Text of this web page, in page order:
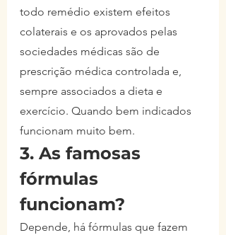
todo remédio existem efeitos
colaterais e os aprovados pelas
sociedades médicas são de
prescrição médica controlada e,
sempre associados a dieta e
exercício. Quando bem indicados
funcionam muito bem.
3. As famosas
fórmulas
funcionam?
Depende, há fórmulas que fazem